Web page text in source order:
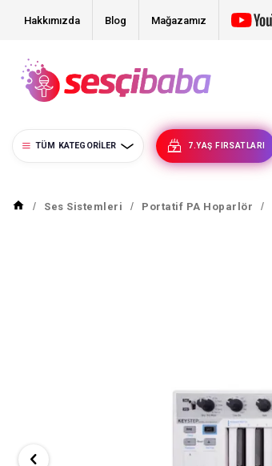
Hakkımızda Blog Mağazamız
TÜM KATEGORILER 7.YAŞ FIRSATLARI
Ses Sistemleri Portatif PA Hoparlör